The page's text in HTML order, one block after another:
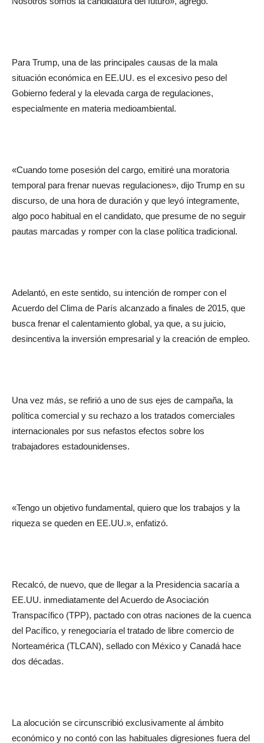
Para Trump, una de las principales causas de la mala
situación económica en EE.UU. es el excesivo peso del
Gobierno federal y la elevada carga de regulaciones,
especialmente en materia medioambiental.
«Cuando tome posesión del cargo, emitiré una moratoria
temporal para frenar nuevas regulaciones», dijo Trump en su
discurso, de una hora de duración y que leyó íntegramente,
algo poco habitual en el candidato, que presume de no seguir
pautas marcadas y romper con la clase política tradicional.
Adelantó, en este sentido, su intención de romper con el
Acuerdo del Clima de París alcanzado a finales de 2015, que
busca frenar el calentamiento global, ya que, a su juicio,
desincentiva la inversión empresarial y la creación de empleo.
Una vez más, se refirió a uno de sus ejes de campaña, la
política comercial y su rechazo a los tratados comerciales
internacionales por sus nefastos efectos sobre los
trabajadores estadounidenses.
«Tengo un objetivo fundamental, quiero que los trabajos y la
riqueza se queden en EE.UU.», enfatizó.
Recalcó, de nuevo, que de llegar a la Presidencia sacaría a
EE.UU. inmediatamente del Acuerdo de Asociación
Transpacífico (TPP), pactado con otras naciones de la cuenca
del Pacífico, y renegociaría el tratado de libre comercio de
Norteamérica (TLCAN), sellado con México y Canadá hace
dos décadas.
La alocución se circunscribió exclusivamente al ámbito
económico y no contó con las habituales digresiones fuera del